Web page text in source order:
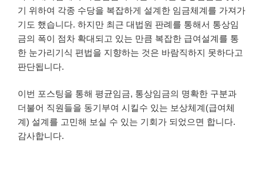
기 위하여 각종 수당을 복잡하게 설계한 임금체계를 가져가
기도 했습니다. 하지만 최근 대법원 판례를 통해서 통상임
금의 폭이 점차 확대되고 있는 만큼 복잡한 급여설계를 통
한 눈가리기식 편법을 지향하는 것은 바람직하지 못하다고
판단됩니다.
이번 포스팅을 통해 평균임금, 통상임금의 명확한 구분과
더불어 직원들을 동기부여 시킬수 있는 보상체계(급여체
계) 설계를 고민해 보실 수 있는 기회가 되었으면 합니다.
감사합니다.